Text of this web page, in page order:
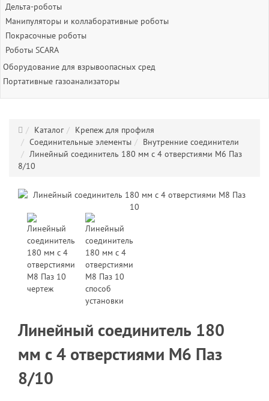
Дельта-роботы
Манипуляторы и коллаборативные роботы
Покрасочные роботы
Роботы SCARA
Оборудование для взрывоопасных сред
Портативные газоанализаторы
Каталог
Крепеж для профиля
Соединительные элементы
Внутренние соединители
Линейный соединитель 180 мм с 4 отверстиями М6 Паз
8/10
Линейный соединитель 180
мм с 4 отверстиями М6 Паз
8/10